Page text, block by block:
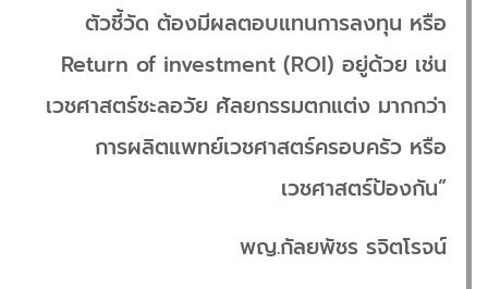
ตัวชี้วัด ต้องมีผลตอบแทนการลงทุน หรือ
Return of investment (ROI) อยู่ด้วย เช่น
เวชศาสตร์ชะลอวัย ศัลยกรรมตกแต่ง มากกว่า
การผลิตแพทย์เวชศาสตร์ครอบครัว หรือ
เวชศาสตร์ป้องกัน”
พญ.กัลยพัชร รจิตโรจน์